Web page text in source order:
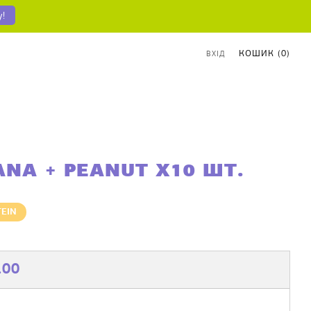
ВХІД КОШИК (0)
+ PEANUT X10 ШТ.
РОЗПРОДАЖУ